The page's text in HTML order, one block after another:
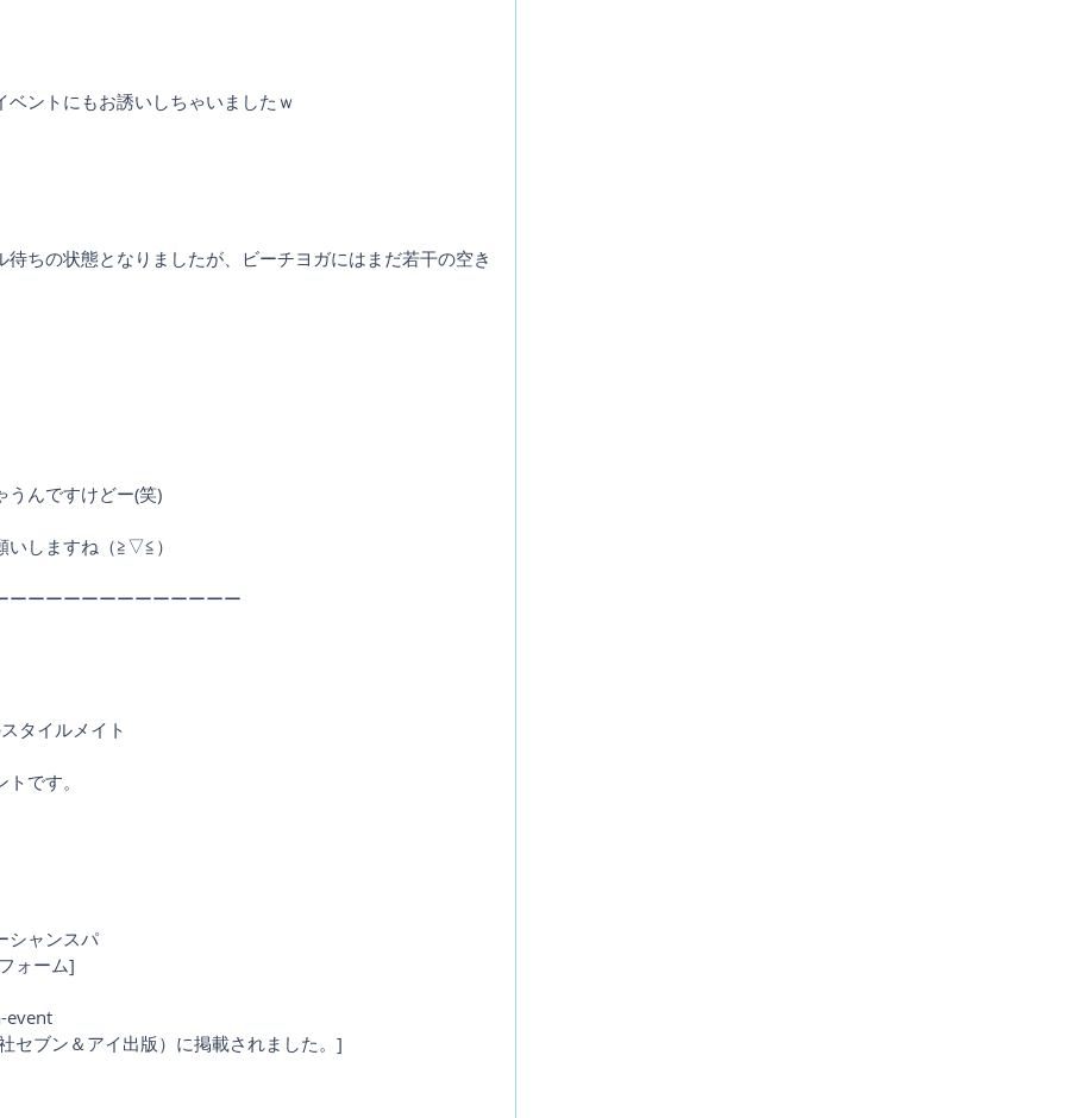
ントにもお誘いしちゃいましたｗ
ちの状態となりましたが、ビーチヨガにはまだ若干の空き
うんですけどー(笑)
いしますね（≧▽≦）
ーーーーーーーーーーーー
タイルメイト
です。
シャンスパ
ォーム]
event
セブン＆アイ出版）に掲載されました。]